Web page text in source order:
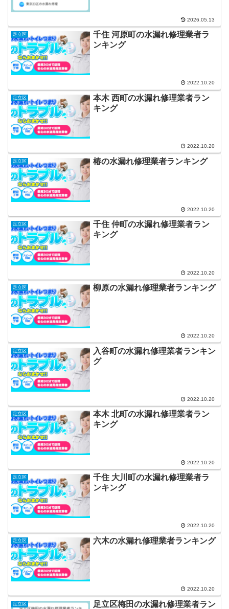
2026.05.13
足立区
千住 河原町の水漏れ修理業者ラ
ンキング
2022.10.20
足立区
本木 西町の水漏れ修理業者ラン
キング
2022.10.20
足立区 椿の水漏れ修理業者ランキング
2022.10.20
足立区
千住 仲町の水漏れ修理業者ラン
キング
2022.10.20
足立区 柳原の水漏れ修理業者ランキング
2022.10.20
足立区
入谷町の水漏れ修理業者ランキン
グ
2022.10.20
足立区
本木 北町の水漏れ修理業者ラン
キング
2022.10.20
足立区
千住 大川町の水漏れ修理業者ラ
ンキング
2022.10.20
足立区 六木の水漏れ修理業者ランキング
2022.10.20
足立区
足立区梅田の水漏れ修理業者ラン